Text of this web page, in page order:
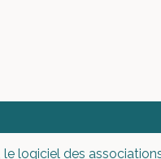
logiciel des